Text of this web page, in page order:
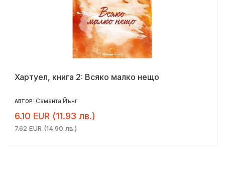
Хартуел, книга 2: Всяко малко нещо
АВТОР: Саманта Йънг
6.10 EUR (11.93 лв.)
7.62 EUR (14.90 лв.)